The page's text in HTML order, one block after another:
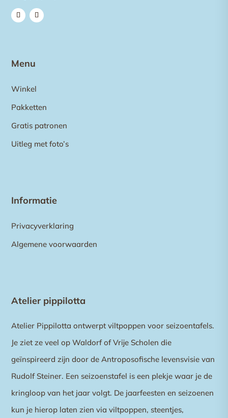
Menu
Winkel
Pakketten
Gratis patronen
Uitleg met foto’s
Informatie
Privacyverklaring
Algemene voorwaarden
Atelier pippilotta
Atelier Pippilotta ontwerpt viltpoppen voor seizoentafels.
Je ziet ze veel op Waldorf of Vrije Scholen die
geïnspireerd zijn door de Antroposofische levensvisie van
Rudolf Steiner. Een seizoenstafel is een plekje waar je de
kringloop van het jaar volgt. De jaarfeesten en seizoenen
kun je hierop laten zien via viltpoppen, steentjes,